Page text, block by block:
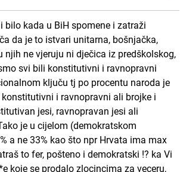
kada u BiH spomene i zatraži
da je to istvari unitarna, bošnjačka,
ne vjeruju ni dječica iz predškolskog,
svi bili konstitutivni i ravnopravni
ključu tj po procentu naroda je
i ravnopravni ali brojke i
jesi, ravnopravan jesi ali
je u cijelom (demokratskom
a ne 33% kao što npr Hrvata ima max
to fer, pošteno i demokratski !? ka Vi
koje se prodalo zlocincima za veceru,